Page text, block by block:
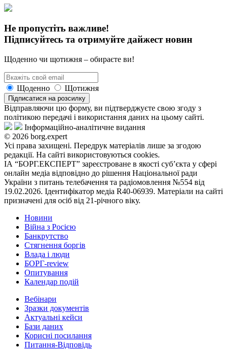
Не пропустіть важливе!
Підписуйтесь та отримуйте дайжест новин
Щоденно чи щотижня – обираєте ви!
Щоденно Щотижня
Підписатися на розсилку
Відправляючи цю форму, ви підтверджуєте свою згоду з
політикою передачі і використання даних на цьому сайті.
Інформаційно-аналітичне видання
© 2026 borg.expert
Усі права захищені. Передрук матеріалів лише за згодою
редакції. На сайті використовуються cookies.
ІА “БОРГ.ЕКСПЕРТ” зареєстроване в якості суб’єкта у сфері
онлайн медіа відповідно до рішення Національної ради
України з питань телебачення та радіомовлення №554 від
19.02.2026. Ідентифікатор медіа R40-06939. Матеріали на сайті
призначені для осіб від 21-річного віку.
Новини
Війна з Росією
Банкрутство
Стягнення боргiв
Влада i люди
БОРГ-review
Опитування
Календар подій
Вебінари
Зразки документів
Актуальні кейси
Бази даних
Корисні посилання
Питання-Відповідь